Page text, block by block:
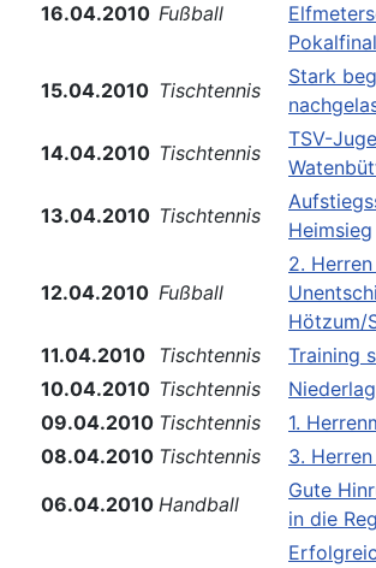
16.04.2010 Fußball
15.04.2010 Tischtennis
Stark
14.04.2010 Tischtennis
TSV-
13.04.2010 Tischtennis
Heimsieg
12.04.2010 Fußball
2.
Hötzum/
11.04.2010 Tischtennis
Training
10.04.2010 Tischtennis
09.04.2010 Tischtennis
1.
08.04.2010 Tischtennis
3.
06.04.2010 Handball
Gute
in die